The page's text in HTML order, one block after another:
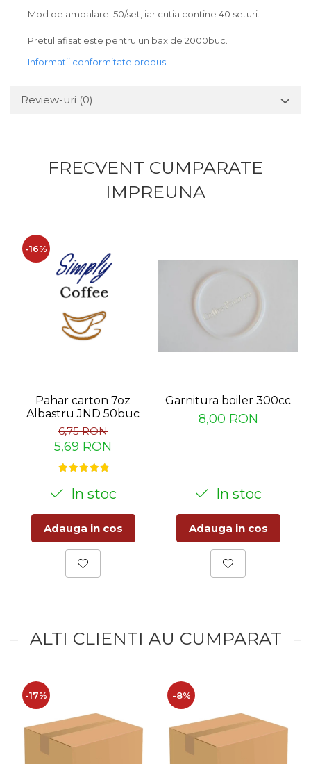
Mod de ambalare: 50/set, iar cutia contine 40 seturi.
Pretul afisat este pentru un bax de 2000buc.
Informatii conformitate produs
Review-uri (0)
FRECVENT CUMPARATE
IMPREUNA
-16%
Pahar carton 7oz
Albastru JND 50buc
6,75 RON
5,69 RON
In stoc
Adauga in cos
Garnitura boiler 300cc
8,00 RON
In stoc
Adauga in cos
ALTI CLIENTI AU CUMPARAT
-17% -8%